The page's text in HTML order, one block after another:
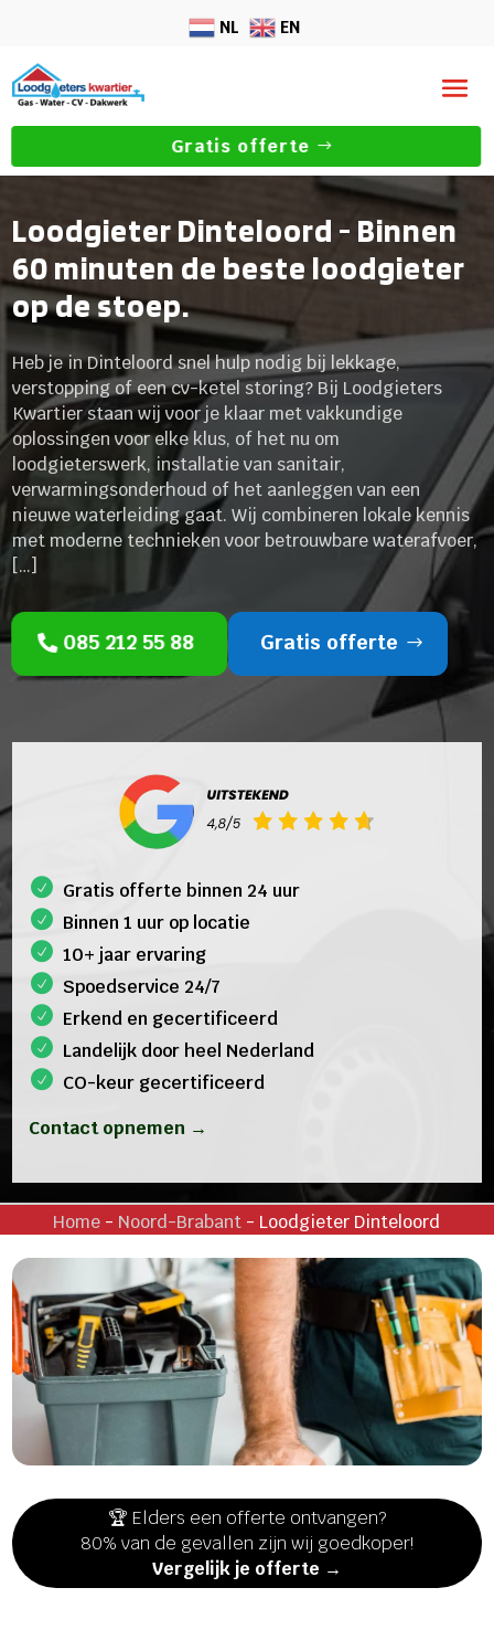
NL EN
Gratis offerte
Loodgieter Dinteloord - Binnen
60 minuten de beste loodgieter
op de stoep.
Heb je in Dinteloord snel hulp nodig bij lekkage,
verstopping of een cv-ketel storing? Bij Loodgieters
Kwartier staan wij voor je klaar met vakkundige
oplossingen voor elke klus, of het nu om
loodgieterswerk, installatie van sanitair,
verwarmingsonderhoud of het aanleggen van een
nieuwe waterleiding gaat. Wij combineren lokale kennis
met moderne technieken voor betrouwbare waterafvoer,
[…]
085 212 55 88 Gratis offerte
Gratis offerte binnen 24 uur
Binnen 1 uur op locatie
10+ jaar ervaring
Spoedservice 24/7
Erkend en gecertificeerd
Landelijk door heel Nederland
CO-keur gecertificeerd
Contact opnemen →
Home - Noord-Brabant - Loodgieter Dinteloord
🏆 Elders een offerte ontvangen?
80% van de gevallen zijn wij goedkoper!
Vergelijk je offerte →